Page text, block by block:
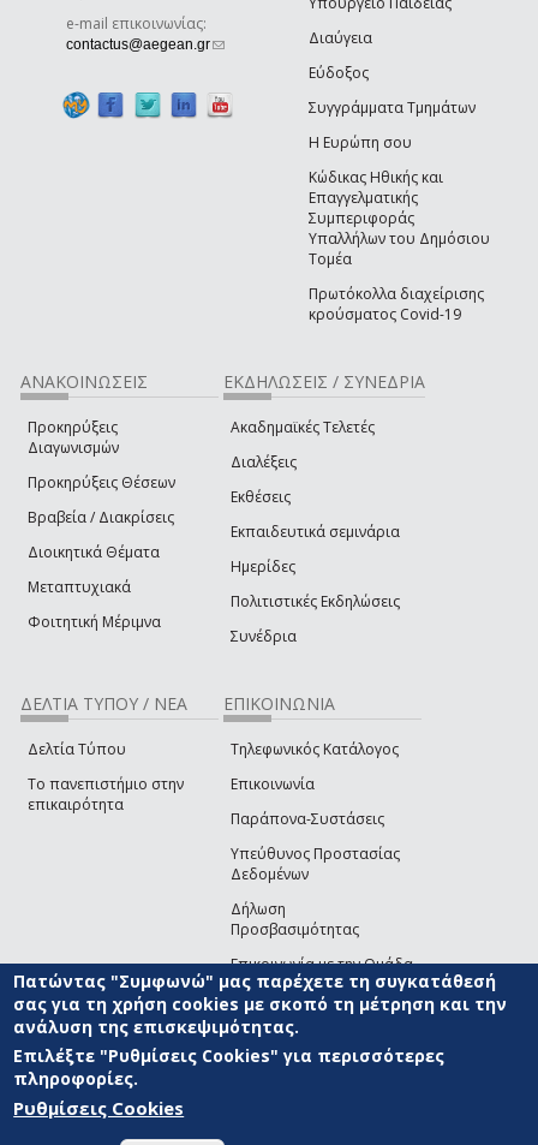
e-mail επικοινωνίας:
contactus@aegean.gr(link sends e-mail)Διαύγεια
Εύδοξος
Συγγράμματα Τμημάτων
Η Ευρώπη σου
Κώδικας Ηθικής και
Επαγγελματικής
Συμπεριφοράς
Υπαλλήλων του Δημόσιου
Τομέα
Πρωτόκολλα διαχείρισης
κρούσματος Covid-19
ΑΝΑΚΟΙΝΩΣΕΙΣ
Προκηρύξεις
Διαγωνισμών
Προκηρύξεις Θέσεων
Βραβεία / Διακρίσεις
Διοικητικά Θέματα
Μεταπτυχιακά
Φοιτητική Μέριμνα
ΕΚΔΗΛΩΣΕΙΣ / ΣΥΝΕΔΡΙΑ
Ακαδημαϊκές Τελετές
Διαλέξεις
Εκθέσεις
Εκπαιδευτικά σεμινάρια
Ημερίδες
Πολιτιστικές Εκδηλώσεις
Συνέδρια
ΔΕΛΤΙΑ ΤΥΠΟΥ / ΝΕΑ
Δελτία Τύπου
Το πανεπιστήμιο στην
επικαιρότητα
ΕΠΙΚΟΙΝΩΝΙΑ
Τηλεφωνικός Κατάλογος
Επικοινωνία
Παράπονα-Συστάσεις
Υπεύθυνος Προστασίας
Δεδομένων
Δήλωση
Προσβασιμότητας
Επικοινωνία με την Ομάδα
Ανάπτυξης του site(link sends e-mail)
© ΠΑΝΕΠΙΣΤΗΜΙΟ ΑΙΓΑΙΟΥ ΟΡΟΙ ΧΡΗΣΗΣ
ΑΝΑΠΤΥΞΗΣ
Πατώντας "Συμφωνώ" μας παρέχετε τη συγκατάθεσή
σας για τη χρήση cookies με σκοπό τη μέτρηση και την
ανάλυση της επισκεψιμότητας.
Επιλέξτε "Ρυθμίσεις Cookies" για περισσότερες
πληροφορίες.
Ρυθμίσεις Cookies